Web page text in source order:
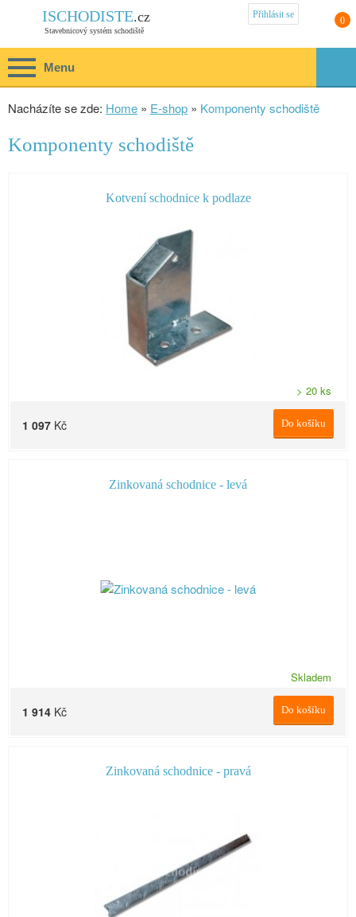
ISCHODISTE Přihlásit se
0
Menu
Nacházíte se zde: Home » E-shop » Komponenty schodiště
Komponenty schodiště
Kotvení schodnice k podlaze
> 20 ks
Do košíku
1 097 Kč
Zinkovaná schodnice - levá
Skladem
Do košíku
1 914 Kč
Zinkovaná schodnice - pravá